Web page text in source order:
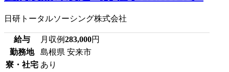
日研トータルソーシング株式会社
給与 月収例283,000円
勤務地
島根県 安来市
寮・社宅 あり